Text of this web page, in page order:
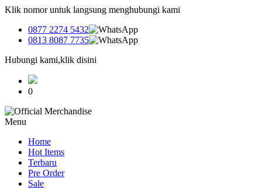
Klik nomor untuk langsung menghubungi kami
0877 2274 5432
0813 8087 7735
Hubungi kami,klik disini
0
Menu
Home
Hot Items
Terbaru
Pre Order
Sale